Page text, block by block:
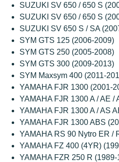
SUZUKI SV 650 / 650 S
SUZUKI SV 650 / 650 S
SUZUKI SV 650 S / SA
SYM GTS 125 (2006-2009)
SYM GTS 250 (2005-2008)
SYM GTS 300 (2009-2013)
SYM Maxsym 400 (2011-
YAMAHA FJR 1300 (2001-
YAMAHA FJR 1300 A / AE /
YAMAHA FJR 1300 A / AS
YAMAHA FJR 1300 ABS
YAMAHA RS 90 Nytro ER /
YAMAHA FZ 400 (4YR)
YAMAHA FZR 250 R (1989-